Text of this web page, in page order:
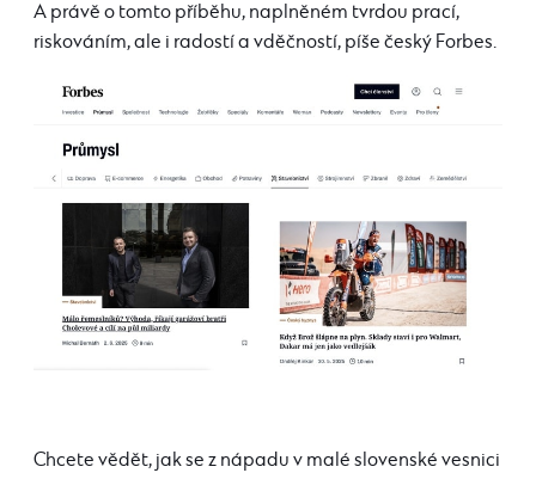
A právě o tomto příběhu, naplněném tvrdou prací,
riskováním, ale i radostí a vděčností, píše český Forbes.
Chcete vědět, jak se z nápadu v malé slovenské vesnici